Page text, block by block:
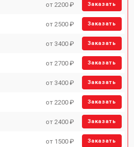
от 2200 ₽ Заказать
от 2500 ₽ Заказать
от 3400 ₽ Заказать
от 2700 ₽ Заказать
от 3400 ₽ Заказать
от 2200 ₽ Заказать
от 2400 ₽ Заказать
от 1500 ₽ Заказать